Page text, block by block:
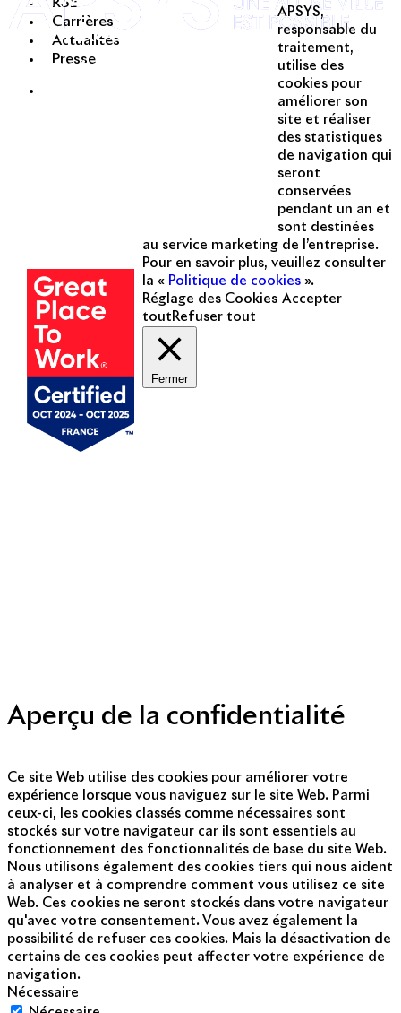
Carrières
Actualités
Presse
Acteur passionné de la ville depuis
1996, Apsys conçoit, réalise, anime
Linkedin
Instagram
APSYS,
responsable du
traitement,
utilise des
cookies pour
améliorer son
site et réaliser
des statistiques
de navigation qui
seront
conservées
pendant un an et
sont destinées
au service marketing de l’entreprise.
Pour en savoir plus, veuillez consulter
la « Politique de cookies ».
Réglage des Cookies Accepter
tout Refuser tout
Fermer
Aperçu de la confidentialité
Ce site Web utilise des cookies pour améliorer votre
expérience lorsque vous naviguez sur le site Web. Parmi
ceux-ci, les cookies classés comme nécessaires sont
stockés sur votre navigateur car ils sont essentiels au
fonctionnement des fonctionnalités de base du site Web.
Nous utilisons également des cookies tiers qui nous aident
à analyser et à comprendre comment vous utilisez ce site
Web. Ces cookies ne seront stockés dans votre navigateur
qu'avec votre consentement. Vous avez également la
possibilité de refuser ces cookies. Mais la désactivation de
certains de ces cookies peut affecter votre expérience de
navigation.
Nécessaire